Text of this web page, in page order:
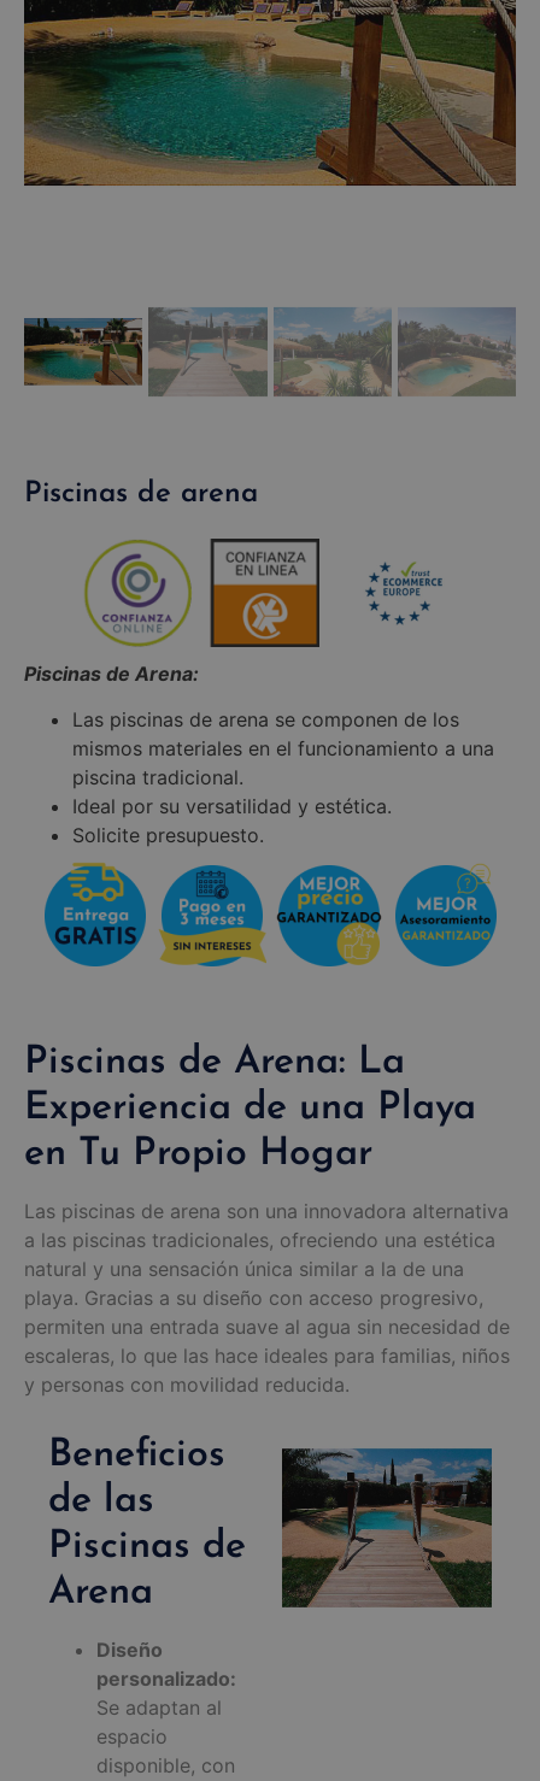
Piscinas de arena
Piscinas de Arena:
Las piscinas de arena se componen de los
mismos materiales en el funcionamiento a una
piscina tradicional.
Ideal por su versatilidad y estética.
Solicite presupuesto.
Piscinas de Arena: La
Experiencia de una Playa
en Tu Propio Hogar
Las piscinas de arena son una innovadora alternativa
a las piscinas tradicionales, ofreciendo una estética
natural y una sensación única similar a la de una
playa. Gracias a su diseño con acceso progresivo,
permiten una entrada suave al agua sin necesidad de
escaleras, lo que las hace ideales para familias, niños
y personas con movilidad reducida.
Beneficios
de las
Piscinas de
Arena
Diseño
personalizado:
Se adaptan al
espacio
disponible, con